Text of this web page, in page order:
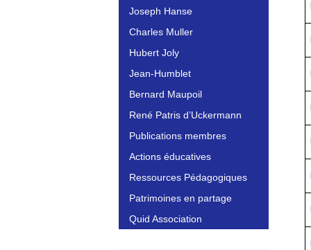
Joseph Hanse
Charles Muller
Hubert Joly
Jean-Humblet
Bernard Maupoil
René Patris d’Uckermann
Publications membres
Actions éducatives
Ressources Pédagogiques
Patrimoines en partage
Quid Association